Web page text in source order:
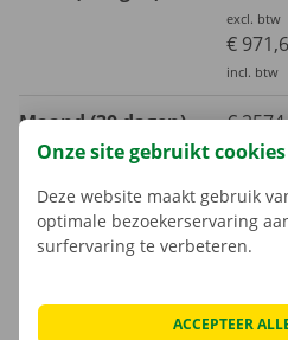
excl. btw
€
incl. btw
Maand (30 dagen) €
excl. btw
incl. btw
Onze site gebruikt cookies
Deze website maakt gebruik
optimale bezoekerservaring
surfervaring te verbeteren.
ACCEPTEER